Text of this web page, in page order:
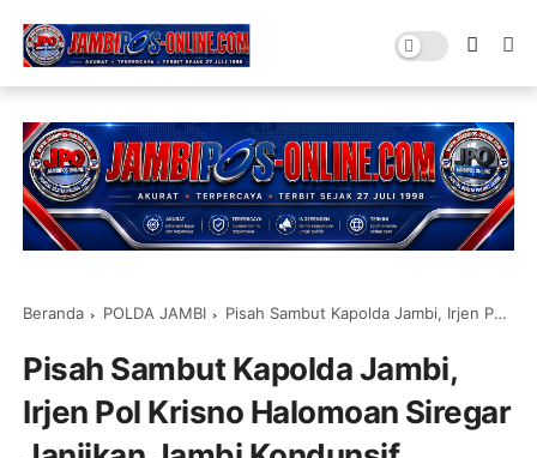
Beranda POLDA JAMBI Pisah Sambut Kapolda Jambi, Irjen Pol Krisno Halomoan Siregar Janjikan Jambi Kondunsif
Pisah Sambut Kapolda Jambi,
Irjen Pol Krisno Halomoan Siregar